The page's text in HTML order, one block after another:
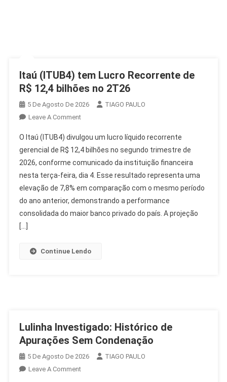
Itaú (ITUB4) tem Lucro Recorrente de
R$ 12,4 bilhões no 2T26
5 De Agosto De 2026
TIAGO PAULO
Leave A CommentOn
(ITUB4)
Tem
Lucro
Recorrente
De
R$
12,4
O Itaú (ITUB4) divulgou um lucro líquido recorrente
gerencial de R$ 12,4 bilhões no segundo trimestre de
2026, conforme comunicado da instituição financeira
nesta terça-feira, dia 4. Esse resultado representa uma
elevação de 7,8% em comparação com o mesmo período
do ano anterior, demonstrando a performance
consolidada do maior banco privado do país. A projeção
[…]
Continue Lendo
Lulinha Investigado: Histórico de
Apurações Sem Condenação
5 De Agosto De 2026
TIAGO PAULO
Leave A CommentOn